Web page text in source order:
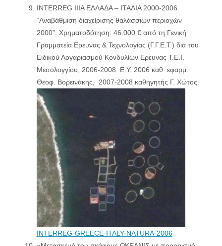
INTERREG IIIA ΕΛΛΑΔΑ – ΙΤΑΛΙΑ 2000-2006.
“Αναβάθμιση διαχείρισης θαλάσσιων περιοχών
2000”. Χρηματοδότηση: 46.000 € από τη Γενική
Γραμματεία Ερευνας & Τεχνολογίας (Γ.Γ.Ε.Τ.) διά του
Ειδικού Λογαριασμού Κονδυλίων Ερευνας Τ.Ε.Ι.
Μεσολογγίου, 2006-2008. Ε.Υ. 2006 καθ. εφαρμ.
Θεοφ. Βορεινάκης, 2007-2008 καθηγητής Γ. Χώτος.
INTERREG-GREECE-ITALY-NATURA-2006